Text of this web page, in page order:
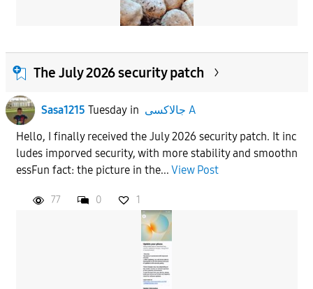
The July 2026 security patch
Sasa1215 Tuesdayin
جالاكسى A
Hello, I finally received the July 2026 security patch. It inc
ludes imporved security, with more stability and smoothn
essFun fact: the picture in the... View Post
77 0 1